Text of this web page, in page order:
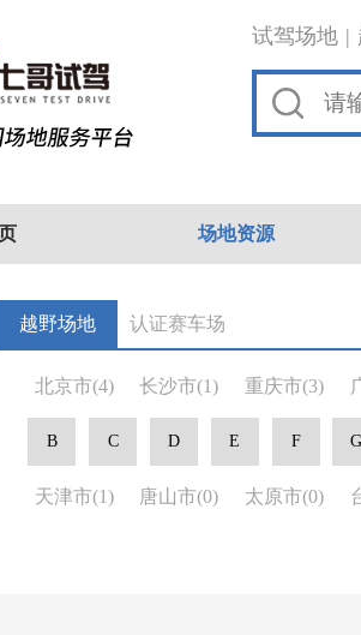
试驾场地 |
场地资源
越野场地 认证赛车场
北京市(4) 长沙市(1) 重庆市(3)
B C D E F G
天津市(1) 唐山市(0) 太原市(0)